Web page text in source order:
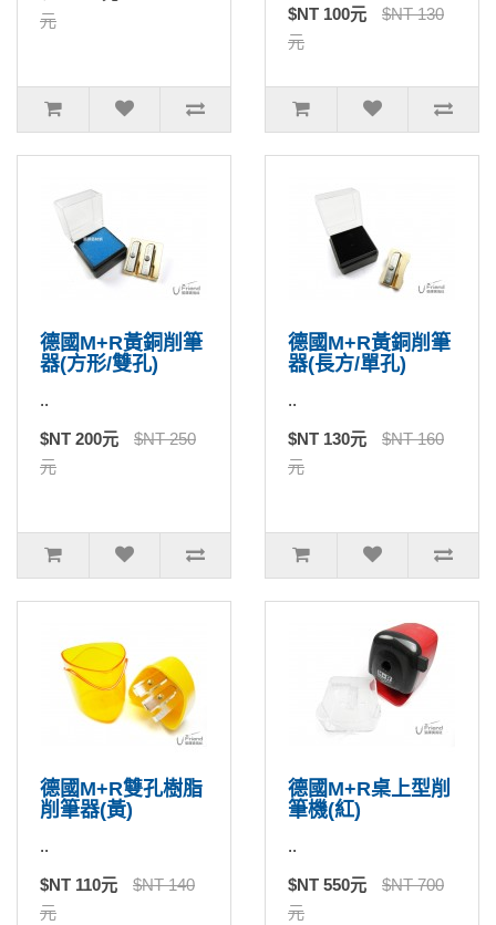
元
$NT 100元
$NT 130
元
德國M+R黃銅削筆
器(方形/雙孔)
..
$NT 200元
$NT 250
元
德國M+R黃銅削筆
器(長方/單孔)
..
$NT 130元
$NT 160
元
德國M+R雙孔樹脂
削筆器(黃)
..
$NT 110元
$NT 140
元
德國M+R桌上型削
筆機(紅)
..
$NT 550元
$NT 700
元